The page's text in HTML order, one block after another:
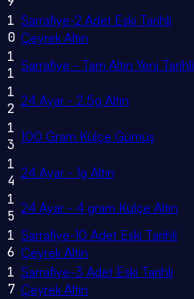
1
0
Sarrafiye-2 Adet Eski Tarihli
Çeyrek Altın
1
1 Sarrafiye - Tam Altın Yeni Tarihli
1
2 24 Ayar - 2.5g Altın
1
3 100 Gram Külçe Gümüş
1
4 24 Ayar - 1g Altın
1
5 24 Ayar - 4 gram Külçe Altın
1
6
Sarrafiye-10 Adet Eski Tarihli
Çeyrek Altın
1
7
Sarrafiye-3 Adet Eski Tarihli
Çeyrek Altın